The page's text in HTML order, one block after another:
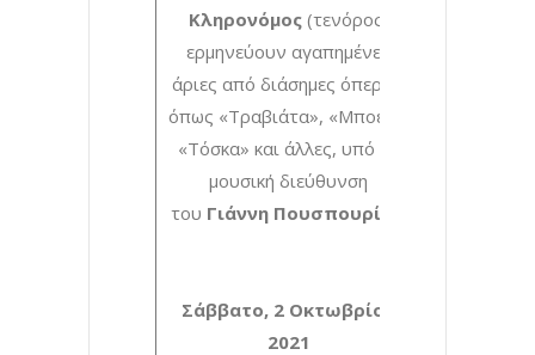
Κληρονόμος(τενόρος)
ερμηνεύουν αγαπημένες
άριες από διάσημες όπερες,
όπως «Τραβιάτα», «Μποέμ»,
«Τόσκα» και άλλες, υπό τη
μουσική διεύθυνση
του Γιάννη Πουσπουρίκα
Σάββατο, 2 Οκτωβρίου
2021